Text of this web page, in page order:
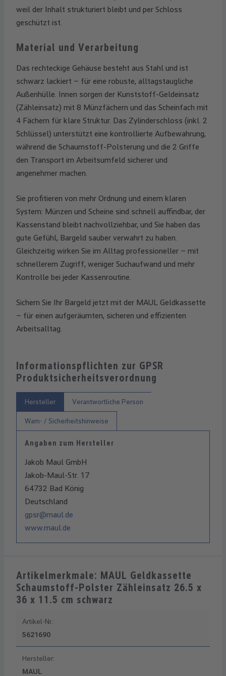
weil der Inhalt strukturiert bleibt und per Schloss
geschützt ist.
Material und Verarbeitung
Das rechteckige Gehäuse besteht aus Stahl und ist
schwarz lackiert – für eine robuste, alltagstaugliche
Außenhülle. Innen sorgen der Kunststoff-Geldeinsatz
(Zähleinsatz) mit 8 Münzfächern und das Scheinfach mit
4 Fächern für klare Struktur. Das Zylinderschloss (inkl. 2
Schlüssel) unterstützt eine kontrollierte Aufbewahrung,
während die Schaumstoff-Polsterung und die 2 Griffe
den Transport im Arbeitsumfeld sicherer und
angenehmer machen.
Sie profitieren von mehr Ordnung und einem klaren
System: Münzen und Scheine sind schnell auffindbar, der
Kassenstand bleibt nachvollziehbar, und Sie haben das
gute Gefühl, Bargeld sauber verwahrt zu haben.
Gleichzeitig wirken Sie im Alltag professioneller – mit
schnellerem Zugriff, weniger Suchaufwand und mehr
Kontrolle bei jeder Kassenroutine.
Sichern Sie Ihr Bargeld jetzt mit der MAUL Geldkassette
– für einen aufgeräumten, sicheren und effizienten
Arbeitsalltag.
Informationspflichten zur GPSR
Produktsicherheitsverordnung
Hersteller Verantwortliche Person
Warn- / Sicherheitshinweise
Angaben zum Hersteller
Jakob Maul GmbH
Jakob-Maul-Str. 17
64732 Bad König
Deutschland
gpsr@maul.de
www.maul.de
Artikelmerkmale: MAUL Geldkassette
Schaumstoff-Polster Zähleinsatz 26.5 x
36 x 11.5 cm schwarz
Artikel-Nr.:
5621690
Hersteller:
MAUL